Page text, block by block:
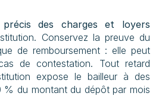
précis des charges et loyers
Conservez la preuve du
de remboursement : elle peut
de contestation. Tout retard
% du montant du dépôt par mois